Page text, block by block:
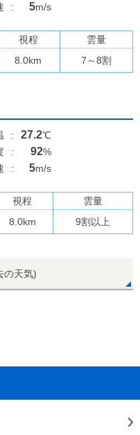
: 5m/s
視程
雲量
8.0km 7～8割
: 27.2℃
: 92%
: 5m/s
視程
雲量
8.0km 9割以上
の天気)